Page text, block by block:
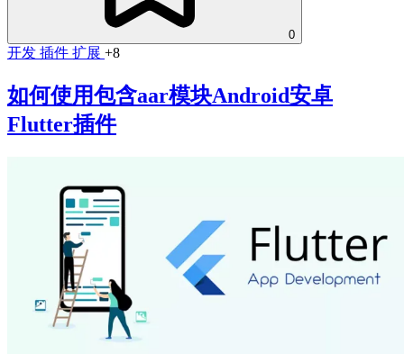
0
开发 插件 扩展 +8
如何使用包含aar模块Android安卓
Flutter插件